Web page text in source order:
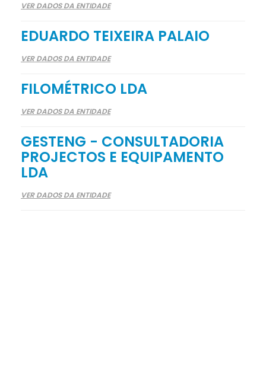
VER DADOS DA ENTIDADE
EDUARDO TEIXEIRA PALAIO
VER DADOS DA ENTIDADE
FILOMÉTRICO LDA
VER DADOS DA ENTIDADE
GESTENG - CONSULTADORIA
PROJECTOS E EQUIPAMENTO
LDA
VER DADOS DA ENTIDADE